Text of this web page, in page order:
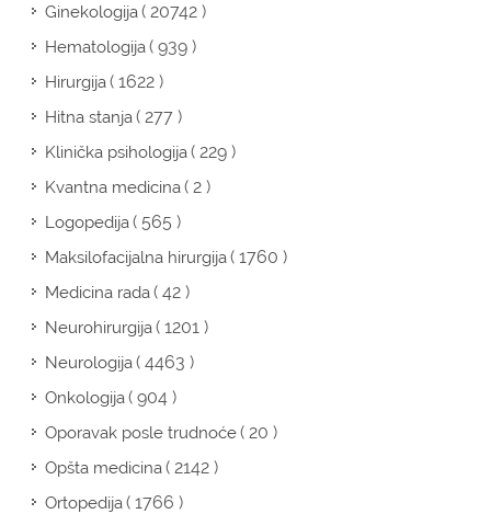
Ginekologija( 20742 )
Hematologija( 939 )
Hirurgija( 1622 )
Hitna stanja( 277 )
Klinička psihologija( 229 )
Kvantna medicina( 2 )
Logopedija( 565 )
Maksilofacijalna hirurgija( 1760 )
Medicina rada( 42 )
Neurohirurgija( 1201 )
Neurologija( 4463 )
Onkologija( 904 )
Oporavak posle trudnoće( 20 )
Opšta medicina( 2142 )
Ortopedija( 1766 )